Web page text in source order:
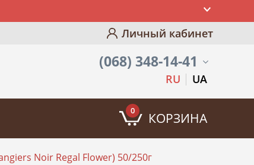
Личный кабинет
(068) 348-14-41
RU UA
0 КОРЗИНА
Noir Regal Flower) 50/250г